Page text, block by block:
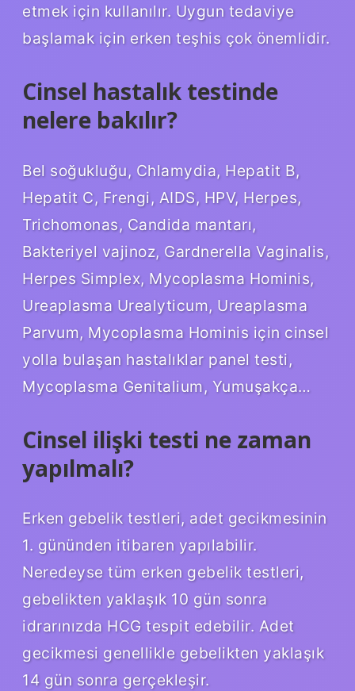
etmek için kullanılır. Uygun tedaviye
başlamak için erken teşhis çok önemlidir.
Cinsel hastalık testinde
nelere bakılır?
Bel soğukluğu, Chlamydia, Hepatit B,
Hepatit C, Frengi, AIDS, HPV, Herpes,
Trichomonas, Candida mantarı,
Bakteriyel vajinoz, Gardnerella Vaginalis,
Herpes Simplex, Mycoplasma Hominis,
Ureaplasma Urealyticum, Ureaplasma
Parvum, Mycoplasma Hominis için cinsel
yolla bulaşan hastalıklar panel testi,
Mycoplasma Genitalium, Yumuşakça…
Cinsel ilişki testi ne zaman
yapılmalı?
Erken gebelik testleri, adet gecikmesinin
1. gününden itibaren yapılabilir.
Neredeyse tüm erken gebelik testleri,
gebelikten yaklaşık 10 gün sonra
idrarınızda HCG tespit edebilir. Adet
gecikmesi genellikle gebelikten yaklaşık
14 gün sonra gerçekleşir.